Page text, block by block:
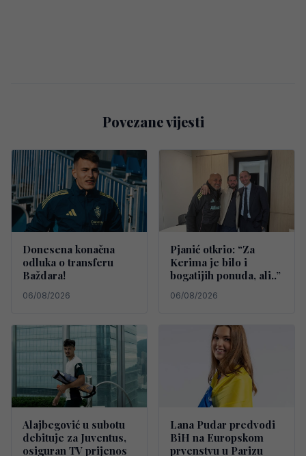
Povezane vijesti
Donesena konačna
odluka o transferu
Baždara!
06/08/2026
Pjanić otkrio: “Za
Kerima je bilo i
bogatijih ponuda, ali..”
06/08/2026
Alajbegović u subotu
debituje za Juventus,
osiguran TV prijenos
Lana Pudar predvodi
BiH na Europskom
prvenstvu u Parizu